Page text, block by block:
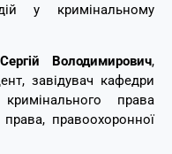
у кримінальному
Володимирович,
завідувач кафедри
права
права, правоохоронної